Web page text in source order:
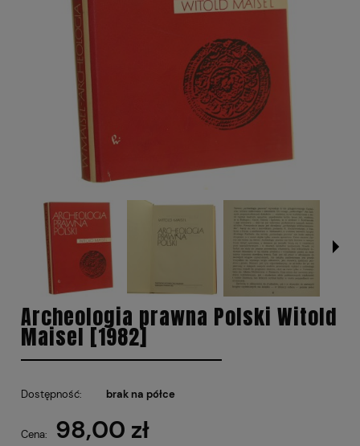
Archeologia prawna Polski Witold
Maisel [1982]
Dostępność: brak na półce
Cena: 98,00 zł